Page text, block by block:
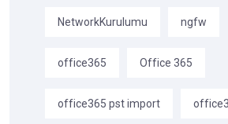
NetworkKurulumu ngfw
office365 Office 365
office365 pst import